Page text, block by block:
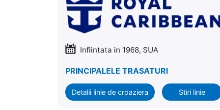
Infiintata in 1968, SUA
PRINCIPALELE TRASATURI
Detalii linie de croaziera Stiri linie